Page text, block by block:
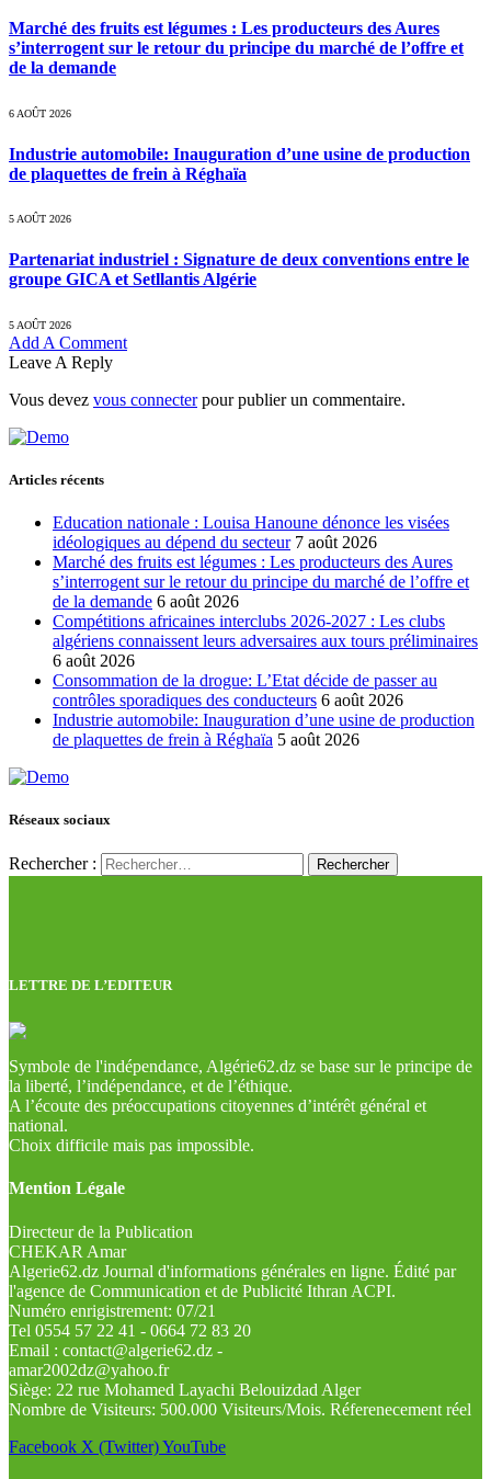
Marché des fruits est légumes : Les producteurs des Aures
s’interrogent sur le retour du principe du marché de l’offre et
de la demande
6 AOÛT 2026
Industrie automobile: Inauguration d’une usine de production
de plaquettes de frein à Réghaïa
5 AOÛT 2026
Partenariat industriel : Signature de deux conventions entre le
groupe GICA et Setllantis Algérie
5 AOÛT 2026
Add A Comment
Leave A Reply
Vous devez vous connecterpour publier un commentaire.
Articles récents
Education nationale : Louisa Hanoune dénonce les visées
idéologiques au dépend du secteur 7 août 2026
Marché des fruits est légumes : Les producteurs des Aures
s’interrogent sur le retour du principe du marché de l’offre et
de la demande 6 août 2026
Compétitions africaines interclubs 2026-2027 : Les clubs
algériens connaissent leurs adversaires aux tours préliminaires
6 août 2026
Consommation de la drogue: L’Etat décide de passer au
contrôles sporadiques des conducteurs 6 août 2026
Industrie automobile: Inauguration d’une usine de production
de plaquettes de frein à Réghaïa 5 août 2026
Réseaux sociaux
Rechercher :
LETTRE DE L’EDITEUR
Symbole de l'indépendance, Algérie62.dz se base sur le principe de
la liberté, l’indépendance, et de l’éthique.
A l’écoute des préoccupations citoyennes d’intérêt général et
national.
Choix difficile mais pas impossible.
Mention Légale
Directeur de la Publication
CHEKAR Amar
Algerie62.dz Journal d'informations générales en ligne. Édité par
l'agence de Communication et de Publicité Ithran ACPI.
Numéro enrigistrement: 07/21
Tel 0554 57 22 41 - 0664 72 83 20
Email : contact@algerie62.dz -
amar2002dz@yahoo.fr
Siège: 22 rue Mohamed Layachi Belouizdad Alger
Nombre de Visiteurs: 500.000 Visiteurs/Mois. Réferenecement réel
Facebook X (Twitter)YouTube